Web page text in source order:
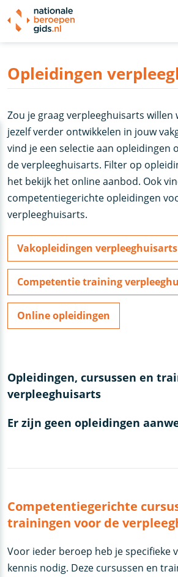
Opleidingen
Zou je graag verpleeghuisarts willen
jezelf verder ontwikkelen in jouw
vind je een selectie aan opleidingen
de verpleeghuisarts. Filter op
het bekijk het online aanbod. Ook
competentiegerichte opleidingen
verpleeghuisarts.
Vakopleidingen verpleeghuisarts
Competentie training
Online opleidingen
Opleidingen, cursussen en
verpleeghuisarts
Er zijn geen opleidingen
Competentiegerichte
trainingen voor de
Voor ieder beroep heb je specifieke
kennis nodig. Deze cursussen en